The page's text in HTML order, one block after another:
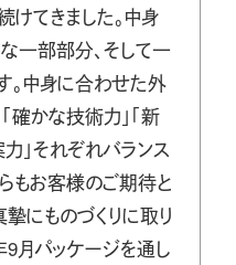
けてきました。中身
一部部分、そして一
。中身に合わせた外
確かな技術力」「新
」それぞれバランス
もお客様のご期待と
にものづくりに取り
9月パッケージを通し